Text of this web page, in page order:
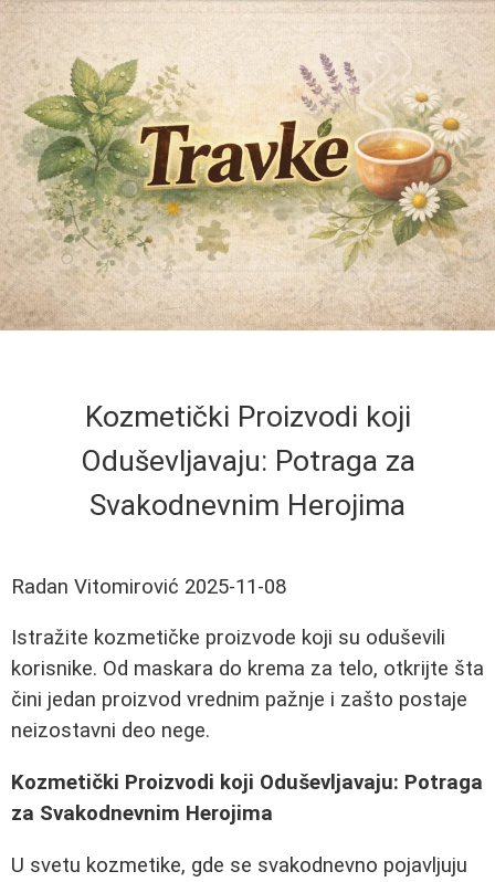
Kozmetički Proizvodi koji
Oduševljavaju: Potraga za
Svakodnevnim Herojima
Radan Vitomirović 2025-11-08
Istražite kozmetičke proizvode koji su oduševili
korisnike. Od maskara do krema za telo, otkrijte šta
čini jedan proizvod vrednim pažnje i zašto postaje
neizostavni deo nege.
Kozmetički Proizvodi koji Oduševljavaju: Potraga
za Svakodnevnim Herojima
U svetu kozmetike, gde se svakodnevno pojavljuju